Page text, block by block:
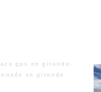
gps en gironde.
en gironde